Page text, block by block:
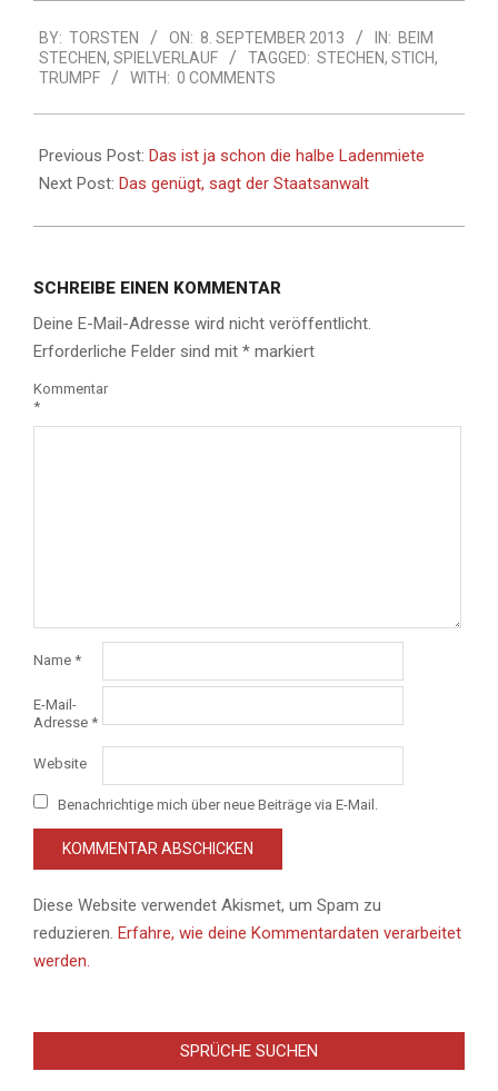
09-
08
BY: TORSTEN ON: 8. SEPTEMBER 2013 IN: BEIM
STECHEN, SPIELVERLAUF TAGGED: STECHEN, STICH,
TRUMPF
WITH: 0 COMMENTS
Previous Post: Das ist ja schon die halbe Ladenmiete
Next Post: Das genügt, sagt der Staatsanwalt
SCHREIBE EINEN KOMMENTAR
Deine E-Mail-Adresse wird nicht veröffentlicht.
Erforderliche Felder sind mit * markiert
Kommentar
*
Name *
E-Mail-
Adresse *
Website
Benachrichtige mich über neue Beiträge via E-Mail.
Diese Website verwendet Akismet, um Spam zu
reduzieren. Erfahre, wie deine Kommentardaten verarbeitet
werden.
SPRÜCHE SUCHEN